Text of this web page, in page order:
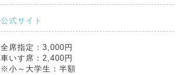
公式サイト
全席指定：3,000円
車いす席：2,400円
※小～大学生：半額